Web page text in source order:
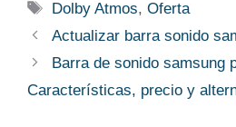
Etiquetas
Dolby Atmos,Oferta
Actualizar barra sonido
Barra de sonido samsung
Características, precio y